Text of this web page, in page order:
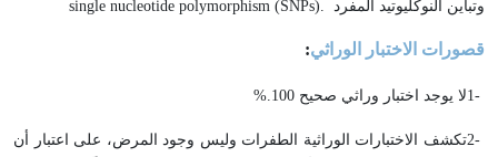
وتباين النوكليوتيد المفرد single nucleotide polymorphism (SNPs).
قصورات الاختبار الوراثي:
1-لا يوجد اختبار وراثي صحيح 100 %.
2-تكشف الاختبارات الوراثية الطفرات وليس وجود المرض، على اعتبار أن